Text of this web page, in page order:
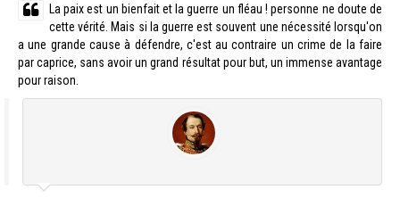
La paix est un bienfait et la guerre un fléau ! personne ne doute de
cette vérité. Mais si la guerre est souvent une nécessité lorsqu'on
a une grande cause à défendre, c'est au contraire un crime de la faire
par caprice, sans avoir un grand résultat pour but, un immense avantage
pour raison.